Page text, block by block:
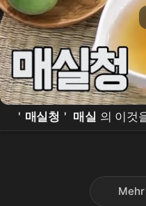
' 매실청 ' 매실 의 이것
리 #알토란)